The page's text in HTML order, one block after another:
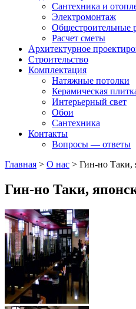
Сантехника и
Электромонтаж
Общестроительные
Расчет сметы
Архитектурное
Строительство
Комплектация
Натяжные потолки
Керамическая
Интерьерный свет
Обои
Сантехника
Контакты
Вопросы — ответы
Главная > О нас > Гин-но Таки,
Гин-но Таки,